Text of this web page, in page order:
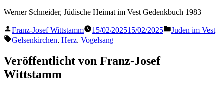
Werner Schneider, Jüdische Heimat im Vest Gedenkbuch 1983
Veröffentlicht
von
Franz-Josef Wittstamm 15/02/202515/02/2025
Veröffentlicht
Juden im Vest
Schlagwörter:
Gelsenkirchen, Herz, Vogelsang
Veröffentlicht von Franz-Josef
Wittstamm